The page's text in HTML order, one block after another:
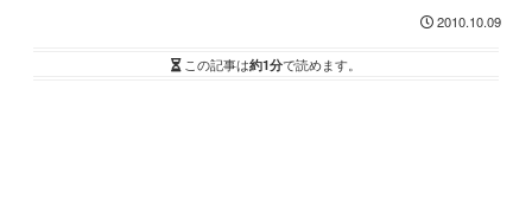
2010.10.09
この記事は約1分で読めます。